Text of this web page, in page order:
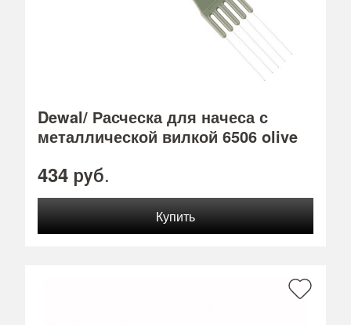
Dewal/ Расческа для начеса с
металлической вилкой 6506 olive
434 руб.